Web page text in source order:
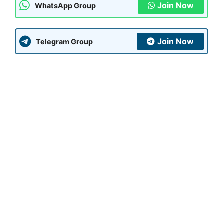
WhatsApp Group Join Now
Telegram Group Join Now